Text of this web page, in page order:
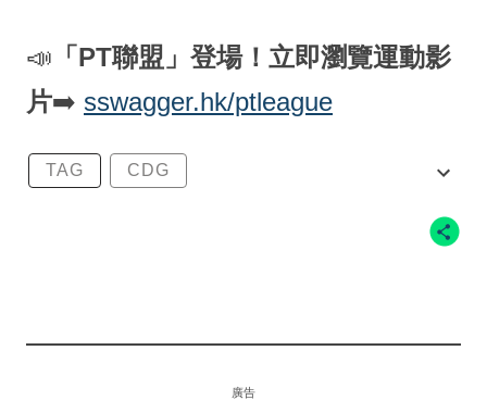
📣 「PT聯盟」登場！立即瀏覽運動影
片➡️ sswagger.hk/ptleague
TAG CDG
廣告